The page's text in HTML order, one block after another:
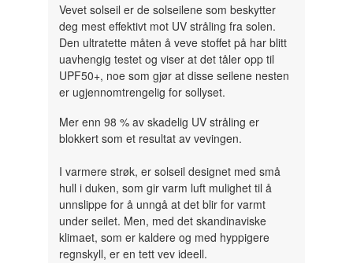
Vevet solseil er de solseilene som beskytter
deg mest effektivt mot UV stråling fra solen.
Den ultratette måten å veve stoffet på har blitt
uavhengig testet og viser at det tåler opp til
UPF50+, noe som gjør at disse seilene nesten
er ugjennomtrengelig for sollyset.
Mer enn 98 % av skadelig UV stråling er
blokkert som et resultat av vevingen.
I varmere strøk, er solseil designet med små
hull i duken, som gir varm luft mulighet til å
unnslippe for å unngå at det blir for varmt
under seilet. Men, med det skandinaviske
klimaet, som er kaldere og med hyppigere
regnskyll, er en tett vev ideell.